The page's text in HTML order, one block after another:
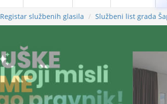
Registar službenih glasila Službeni list grada